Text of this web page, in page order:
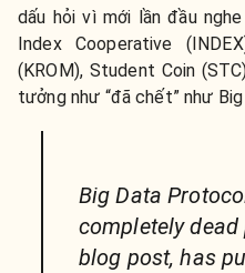
dấu hỏi vì mới lần đầu
Index Cooperative
(KROM), Student Coin
tưởng như “đã chết” như
Big Data
completely
blog post, has